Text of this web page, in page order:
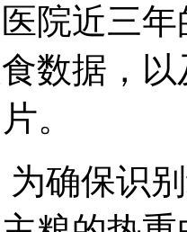
院近三
数据，
。
为确保识